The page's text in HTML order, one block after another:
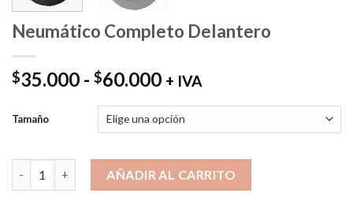
Neumático Completo Delantero
$35.000 - $60.000Rango
precios:
desde
$35.000
hasta
$60.000
+ IVA
Tamaño
Neumático Completo Delantero cantidad
AÑADIR AL CARRITO